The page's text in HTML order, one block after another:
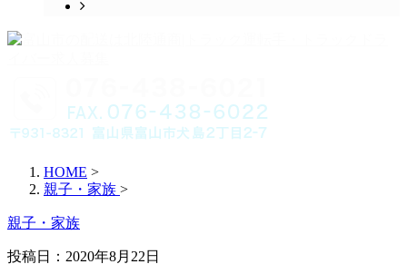
HOME >
親子・家族 >
親子・家族
投稿日：2020年8月22日